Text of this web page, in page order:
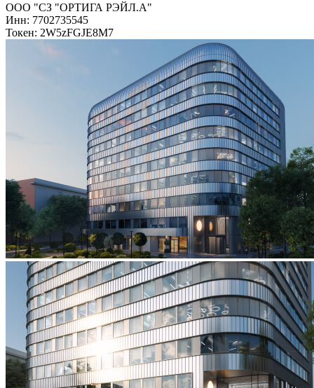
ООО "СЗ "ОРТИГА РЭЙЛ.А"
Инн: 7702735545
Токен: 2W5zFGJE8M7